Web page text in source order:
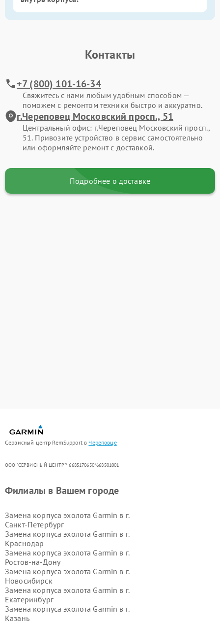
Контакты
+7 (800) 101-16-34
Свяжитесь с нами любым удобным способом —
поможем с ремонтом техники быстро и аккуратно.
г.Череповец Московский просп., 51
Центральный офис: г.Череповец Московский просп.,
51. Привозите устройство в сервис самостоятельно
или оформляйте ремонт с доставкой.
Подробнее о доставке
Сервисный центр RemSupport вЧереповце
ООО "СЕРВИСНЫЙ ЦЕНТР"* 6685170650*668501001
Филиалы в Вашем городе
Замена корпуса эхолота Garmin в г.
Санкт-Петербург
Замена корпуса эхолота Garmin в г.
Краснодар
Замена корпуса эхолота Garmin в г.
Ростов-на-Дону
Замена корпуса эхолота Garmin в г.
Новосибирск
Замена корпуса эхолота Garmin в г.
Екатеринбург
Замена корпуса эхолота Garmin в г.
Казань